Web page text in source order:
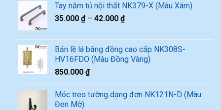
Tay nắm tủ nội thất NK379-X (Màu Xám)
35.000 ₫– 42.000 ₫
Bản lề lá bằng đồng cao cấp NK308S-
HV16FDO (Màu Đồng Vàng)
850.000 ₫
Móc treo tường dạng đơn NK121N-D (Màu
Đen Mờ)